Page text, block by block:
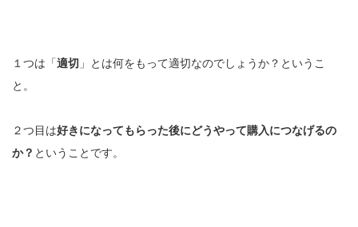
１つは「適切 」とは何をもって適切なのでしょうか？というこ
と。
２つ目は好きになってもらった後にどうやって購入につなげるの
か？ ということです。